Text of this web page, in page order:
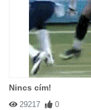
Nincs cím!
29217 0